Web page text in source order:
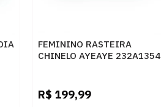
FEMININO RASTEIRA
CHINELO AYEAYE 232A1354
R$ 199,99